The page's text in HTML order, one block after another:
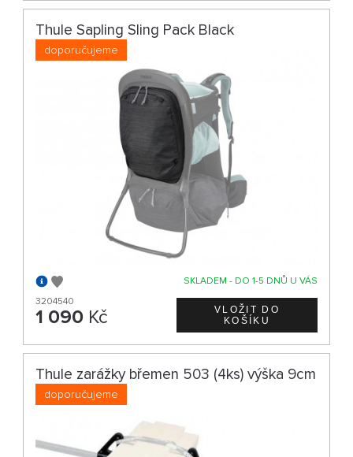
Thule Sapling Sling Pack Black
doporučujeme
SKLADEM - DO 1-5 DNŮ U VÁS
3204540
1 090 Kč
Thule zarážky břemen 503 (4ks) výška 9cm
doporučujeme